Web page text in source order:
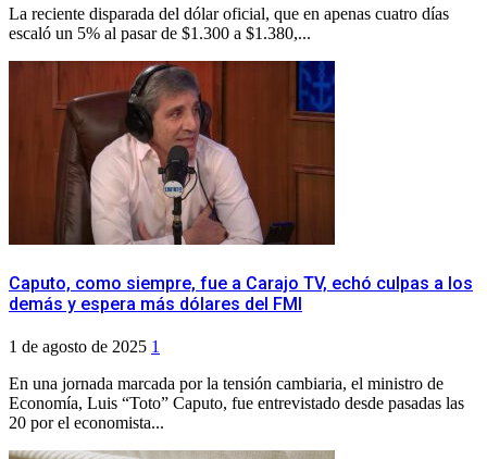
​La reciente disparada del dólar oficial, que en apenas cuatro días
escaló un 5% al pasar de $1.300 a $1.380,...
Caputo, como siempre, fue a Carajo TV, echó culpas a los
demás y espera más dólares del FMI
1 de agosto de 2025 1
En una jornada marcada por la tensión cambiaria, el ministro de
Economía, Luis “Toto” Caputo, fue entrevistado desde pasadas las
20 por el economista...